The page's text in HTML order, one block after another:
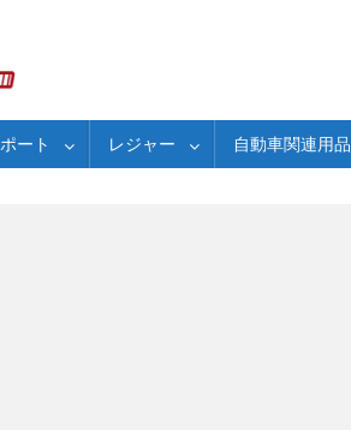
ート レジャー 自動車関連用品